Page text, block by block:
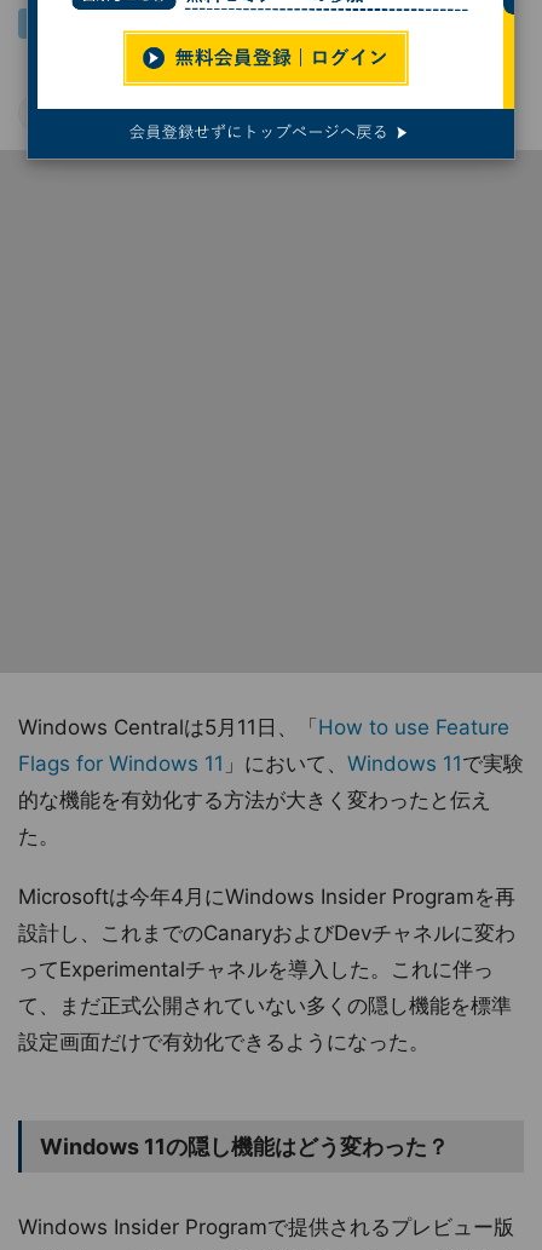
Windows 11
Windows Centralは5月11日、「 How to use Feature
Flags for Windows 11 」において、 Windows 11で実験
的な機能を有効化する方法が大きく変わったと伝え
た。
Microsoftは今年4月にWindows Insider Programを再
設計し、これまでのCanaryおよびDevチャネルに変わ
ってExperimentalチャネルを導入した。これに伴っ
て、まだ正式公開されていない多くの隠し機能を標準
設定画面だけで有効化できるようになった。
Windows 11の隠し機能はどう変わった？
Windows Insider Programで提供されるプレビュー版